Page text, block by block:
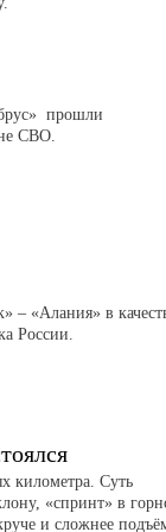
прошли
СВО.
– «Алания» в
России.
километра. Суть
«спринт» в
и сложнее